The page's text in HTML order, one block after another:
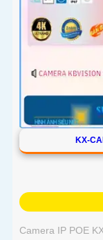
KX-
Camera IP POE